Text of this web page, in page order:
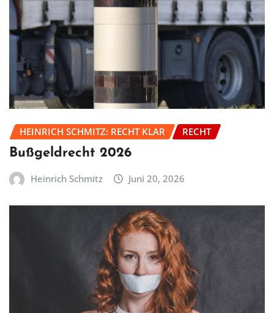
HEINRICH SCHMITZ: RECHT KLAR RECHT
Bußgeldrecht 2026
Heinrich Schmitz Juni 20, 2026